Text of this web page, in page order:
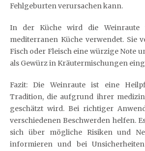
Fehlgeburten verursachen kann.
In der Küche wird die
mediterranen Küche verwendet. Sie
Fisch oder Fleisch eine würzige Note
als Gewürz in Kräutermischungen
Fazit: Die Weinraute ist eine
Tradition, die aufgrund ihrer
geschätzt wird. Bei richtiger
verschiedenen Beschwerden helfen.
sich über mögliche Risiken und
informieren und bei